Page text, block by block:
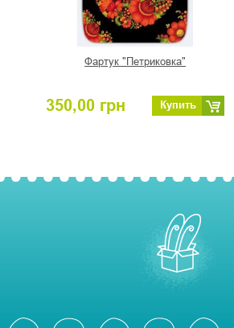
Фартук "Петриковка"
350,00 грн Купить